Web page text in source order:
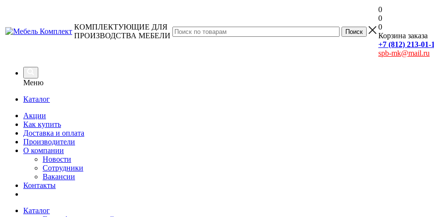
КОМПЛЕКТУЮЩИЕ ДЛЯ
ПРОИЗВОДСТВА МЕБЕЛИ
0
0
0
Корзина заказа
+7 (812) 213-01-
spb-mk@mail.ru
Меню
Каталог
Акции
Как купить
Доставка и оплата
Производители
О компании
Новости
Сотрудники
Вакансии
Контакты
Каталог